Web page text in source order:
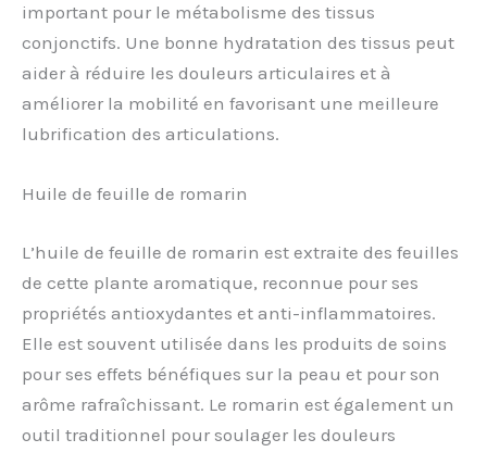
important pour le métabolisme des tissus
conjonctifs. Une bonne hydratation des tissus peut
aider à réduire les douleurs articulaires et à
améliorer la mobilité en favorisant une meilleure
lubrification des articulations.
Huile de feuille de romarin
L’huile de feuille de romarin est extraite des feuilles
de cette plante aromatique, reconnue pour ses
propriétés antioxydantes et anti-inflammatoires.
Elle est souvent utilisée dans les produits de soins
pour ses effets bénéfiques sur la peau et pour son
arôme rafraîchissant. Le romarin est également un
outil traditionnel pour soulager les douleurs